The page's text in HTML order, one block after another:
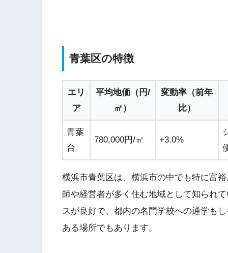
青葉区の特徴
エリ
ア
平均地価（円/
㎡）
変動率（前年
比）
青葉
台
780,000円/㎡ +3.0%
横浜市青葉区は、横浜市の中でも特に富
師や経営者が多く住む地域として知られ
スが良好で、都内の名門学校への通学も
ある場所でもあります。